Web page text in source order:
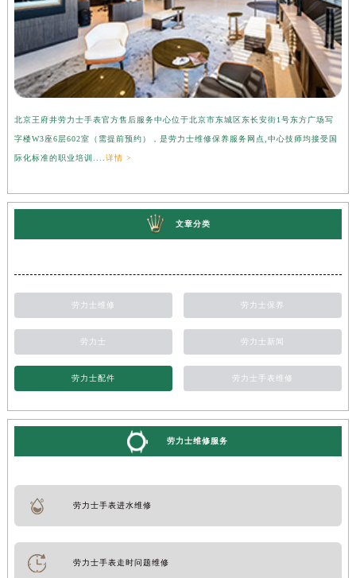
北京王府井劳力士手表官方售后服务中心位于北京市东城区东长安街1号东方广场写
字楼W3座6层602室（需提前预约），是劳力士维修保养服务网点,中心技师均接受国
际化标准的职业培训.... 详情 >
文章分类
劳力士维修 劳力士保养
劳力士 劳力士新闻
劳力士配件 劳力士手表维修
劳力士维修服务
劳力士手表进水维修
劳力士手表走时问题维修